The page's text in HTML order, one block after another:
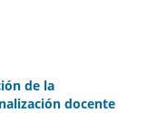
de la
docente